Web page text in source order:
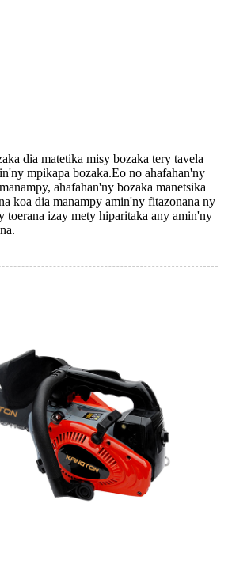
dia matetika misy bozaka tery tavela
mpikapa bozaka.Eo no ahafahan'ny
ahafahan'ny bozaka manetsika
koa dia manampy amin'ny fitazonana ny
toerana izay mety hiparitaka any amin'ny